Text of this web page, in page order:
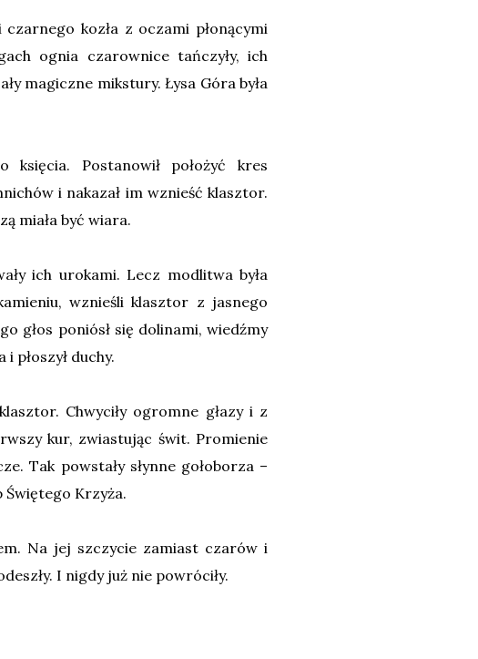
kozła z oczami płonącymi
ognia czarownice tańczyły, ich
magiczne mikstury. Łysa Góra była
Postanowił położyć kres
i nakazał im wznieść klasztor.
miała być wiara.
ich urokami. Lecz modlitwa była
wznieśli klasztor z jasnego
głos poniósł się dolinami, wiedźmy
płoszył duchy.
Chwyciły ogromne głazy i z
kur, zwiastując świt. Promienie
Tak powstały słynne gołoborza –
Krzyża.
Na jej szczycie zamiast czarów i
I nigdy już nie powróciły.